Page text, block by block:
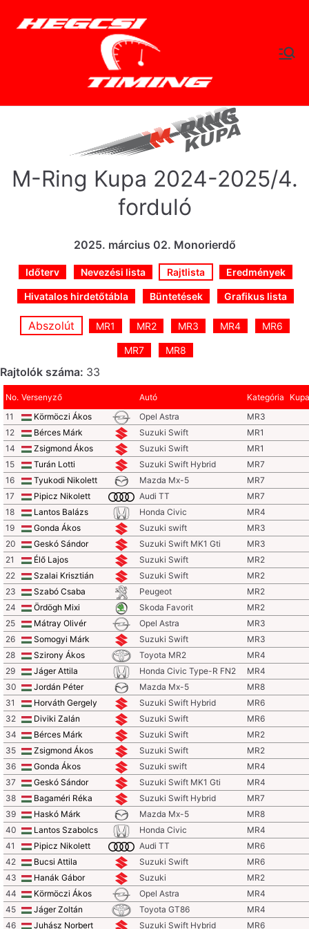
hegc
sitimi
ng.hu
Időtlen Idők
M-Ring Kupa 2024-2025/4.
forduló
2025. március 02. Monorierdő
Időterv Nevezési lista Rajtlista Eredmények
Hivatalos hirdetőtábla Büntetések Grafikus lista
Abszolút MR1 MR2 MR3 MR4 MR6
MR7 MR8
Rajtolók száma: 33
No. Versenyző Autó Kategória
Kupa
11
Körmöczi Ákos Opel Astra
MR3
12
Bérces Márk Suzuki Swift
MR1
14
Zsigmond Ákos Suzuki Swift
MR1
15
Turán Lotti Suzuki Swift Hybrid
MR7
16
Tyukodi Nikolett Mazda Mx-5
MR7
17
Pipicz Nikolett Audi TT
MR7
18
Lantos Balázs Honda Civic
MR4
19
Gonda Ákos Suzuki swift
MR3
20
Geskó Sándor Suzuki Swift MK1 Gti
MR3
21
Élő Lajos Suzuki Swift
MR2
22
Szalai Krisztián Suzuki Swift
MR2
23
Szabó Csaba Peugeot
MR2
24
Ördögh Mixi Skoda Favorit
MR2
25
Mátray Olivér Opel Astra
MR3
26
Somogyi Márk Suzuki Swift
MR3
28
Szirony Ákos Toyota MR2
MR4
29
Jáger Attila Honda Civic Type-R FN2
MR4
30
Jordán Péter Mazda Mx-5
MR8
31
Horváth Gergely Suzuki Swift Hybrid
MR6
32
Diviki Zalán Suzuki Swift
MR6
34
Bérces Márk Suzuki Swift
MR2
35
Zsigmond Ákos Suzuki Swift
MR2
36
Gonda Ákos Suzuki swift
MR4
37
Geskó Sándor Suzuki Swift MK1 Gti
MR4
38
Bagaméri Réka Suzuki Swift Hybrid
MR7
39
Haskó Márk Mazda Mx-5
MR8
40
Lantos Szabolcs Honda Civic
MR4
41
Pipicz Nikolett Audi TT
MR6
42
Bucsi Attila Suzuki Swift
MR6
43
Hanák Gábor Suzuki
MR2
44
Körmöczi Ákos Opel Astra
MR4
45
Jáger Zoltán Toyota GT86
MR4
46
Juhász Norbert Suzuki Swift Hybrid MR6